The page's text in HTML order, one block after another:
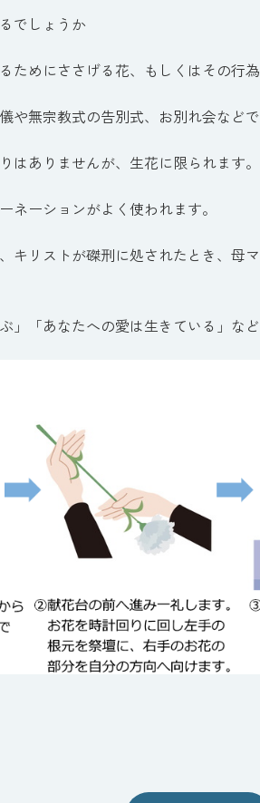
でしょうか
ためにささげる花、もしくはその行
や無宗教式の告別式、お別れ会など
はありませんが、生花に限られます。
ネーションがよく使われます。
キリストが磔刑に処されたとき、母
」「あなたへの愛は生きている」な